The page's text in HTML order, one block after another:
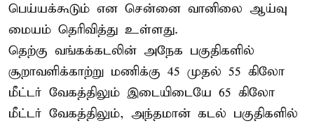
பெய்யக்கூடும் என சென்னை வானிலை ஆய்வு
மையம் தெரிவித்து உள்ளது.
தெற்கு வங்கக்கடலின் அநேக பகுதிகளில்
சூறாவளிக்காற்று மணிக்கு 45 முதல் 55 கிலோ
மீட்டர் வேகத்திலும் இடையிடையே 65 கிலோ
மீட்டர் வேகத்திலும், அந்தமான் கடல் பகுதிகளில்